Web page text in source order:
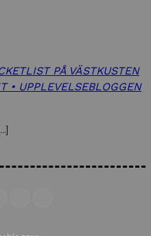
PÅ VÄSTKUSTEN
• UPPLEVELSEBLOGGEN